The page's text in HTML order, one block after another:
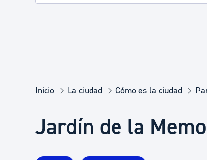
Inicio La ciudad Cómo es la ciudad
Jardín de la